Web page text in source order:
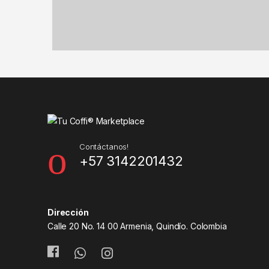
Contáctanos!
+57 3142201432
Dirección
Calle 20 No. 14 00 Armenia, Quindío. Colombia